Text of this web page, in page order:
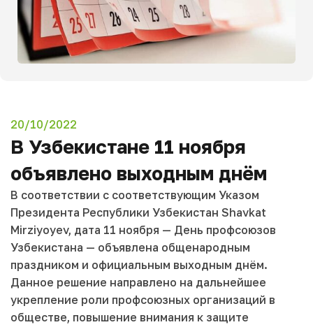
20/10/2022
В Узбекистане 11 ноября
объявлено выходным днём
В соответствии с соответствующим Указом
Президента Республики Узбекистан Shavkat
Mirziyoyev, дата 11 ноября — День профсоюзов
Узбекистана — объявлена общенародным
праздником и официальным выходным днём.
Данное решение направлено на дальнейшее
укрепление роли профсоюзных организаций в
обществе, повышение внимания к защите